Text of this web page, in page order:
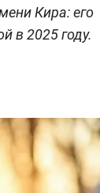
Кира: его
в 2025 году.